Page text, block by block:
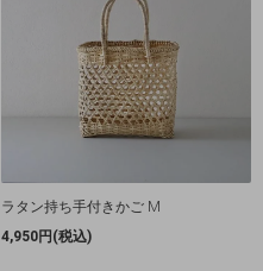
ラタン持ち手付きかご M
4,950円(税込)